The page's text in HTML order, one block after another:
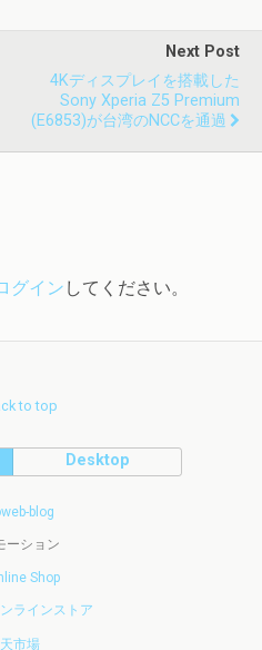
Next Post
4Kディスプレイを搭載した
Sony Xperia Z5 Premium
(E6853)が台湾のNCCを通過
グイン してください。
to top
Desktop
blog
ーション
Shop
ラインストア
市場